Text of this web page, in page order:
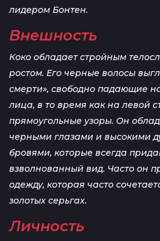
лидером Бонтен.
Внешность
Коко обладает стройным
ростом. Его черные волосы
смерти», свободно падающие
лица, в то время как на левой
прямоугольные узоры. Он
черными глазами и высокими
бровями, которые всегда
взволнованный вид. Часто он
одежду, которая часто
золотых серьгах.
Личность